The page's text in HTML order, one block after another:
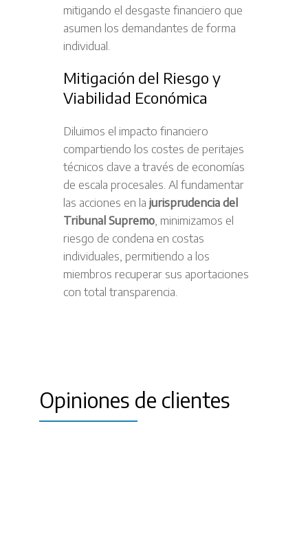
mitigando el desgaste financiero que
asumen los demandantes de forma
individual.
Mitigación del Riesgo y
Viabilidad Económica
Diluimos el impacto financiero
compartiendo los costes de peritajes
técnicos clave a través de economías
de escala procesales. Al fundamentar
las acciones en la jurisprudencia del
Tribunal Supremo , minimizamos el
riesgo de condena en costas
individuales, permitiendo a los
miembros recuperar sus aportaciones
con total transparencia.
Opiniones de clientes